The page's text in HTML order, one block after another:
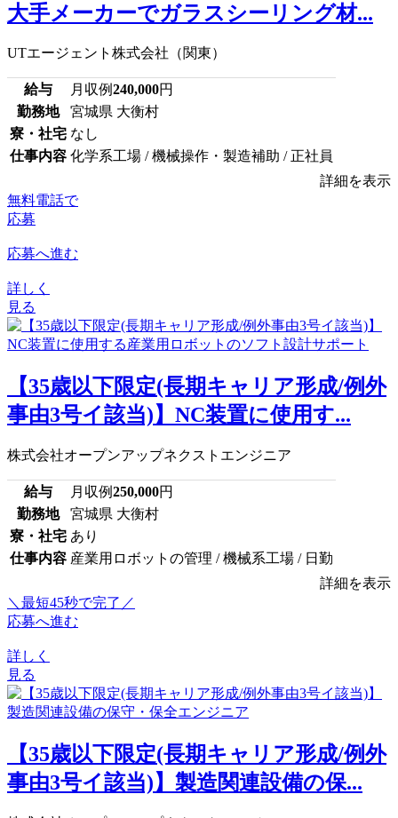
大手メーカーでガラスシーリング材...
UTエージェント株式会社（関東）
給与 月収例240,000円
勤務地
宮城県 大衡村
寮・社宅 なし
仕事内容 化学系工場 / 機械操作・製造補助 / 正社員
詳細を表示
無料電話で
応募
応募へ進む
詳しく
見る
【35歳以下限定(長期キャリア形成/例外
事由3号イ該当)】NC装置に使用す...
株式会社オープンアップネクストエンジニア
給与 月収例250,000円
勤務地
宮城県 大衡村
寮・社宅 あり
仕事内容 産業用ロボットの管理 / 機械系工場 / 日勤
詳細を表示
＼最短45秒で完了／
応募へ進む
詳しく
見る
【35歳以下限定(長期キャリア形成/例外
事由3号イ該当)】製造関連設備の保...